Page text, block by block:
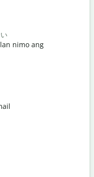
nimo ang